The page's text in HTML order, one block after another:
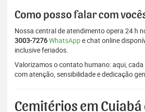
Como posso falar com
Nossa central de atendimento opera 24 h
3003-7276WhatsAppe chat online
inclusive feriados.
Valorizamos o contato humano: aqui,
com atenção, sensibilidade e dedicação
Cemitérios em Cuiabá